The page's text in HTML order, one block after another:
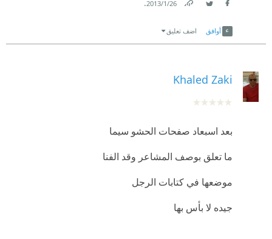
26‏/1‏/2013
.
أوافق اضف تعليق
Khaled Zaki
بعد اسبعاد صفحات الحشو سيما
ما تعلق بوصف المشاعر وقد الفنا
موضعها في كتابات الرجل
جيده لا بأس بها